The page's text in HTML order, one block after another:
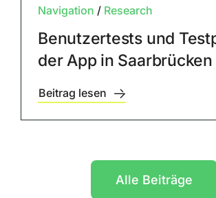
Navigation / Research
Benutzertests und
der App in Saarbrücken
Beitrag lesen
Alle Beiträge